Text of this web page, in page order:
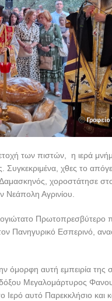
των πιστών, η ιερά
Συγκεκριμένα, χθες το
χοροστάτησε
Νεάπολη Αγρινίου.
Πρωτοπρεσβύτερο
Πανηγυρικό Εσπερινό,
όμορφη αυτή εμπειρία
Μεγαλομάρτυρος
αυτό Παρεκκλήσιο και